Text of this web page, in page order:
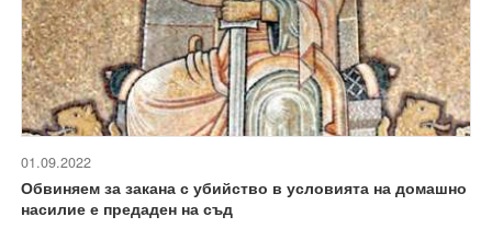
01.09.2022
Обвиняем за закана с убийство в условията на домашно
насилие е предаден на съд